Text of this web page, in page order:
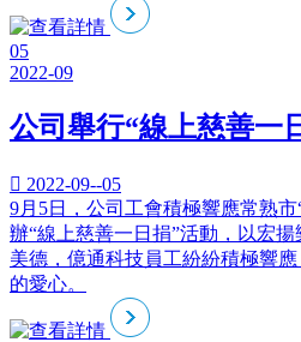
05
2022-09
公司舉行“線上慈善一
 2022-09--05
9月5日，公司工會積極響應常熟
辦“線上慈善一日捐”活動，以宏
美德，億通科技員工紛紛積極響
的愛心。